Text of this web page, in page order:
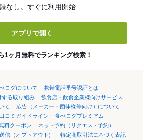
なし。すぐに利用開始
アプリで開く
1ヶ月無料でランキング検索！
ログについて
携帯電話番号認証とは
する取り組み
飲食店・飲食企業様向けサービス
て
広告（メーカー・団体様等向け）について
口コミガイドライン
食べログプレミアム
料クーポン
ネット予約（リクエスト予約）
信（オプトアウト）
特定商取引法に基づく表記